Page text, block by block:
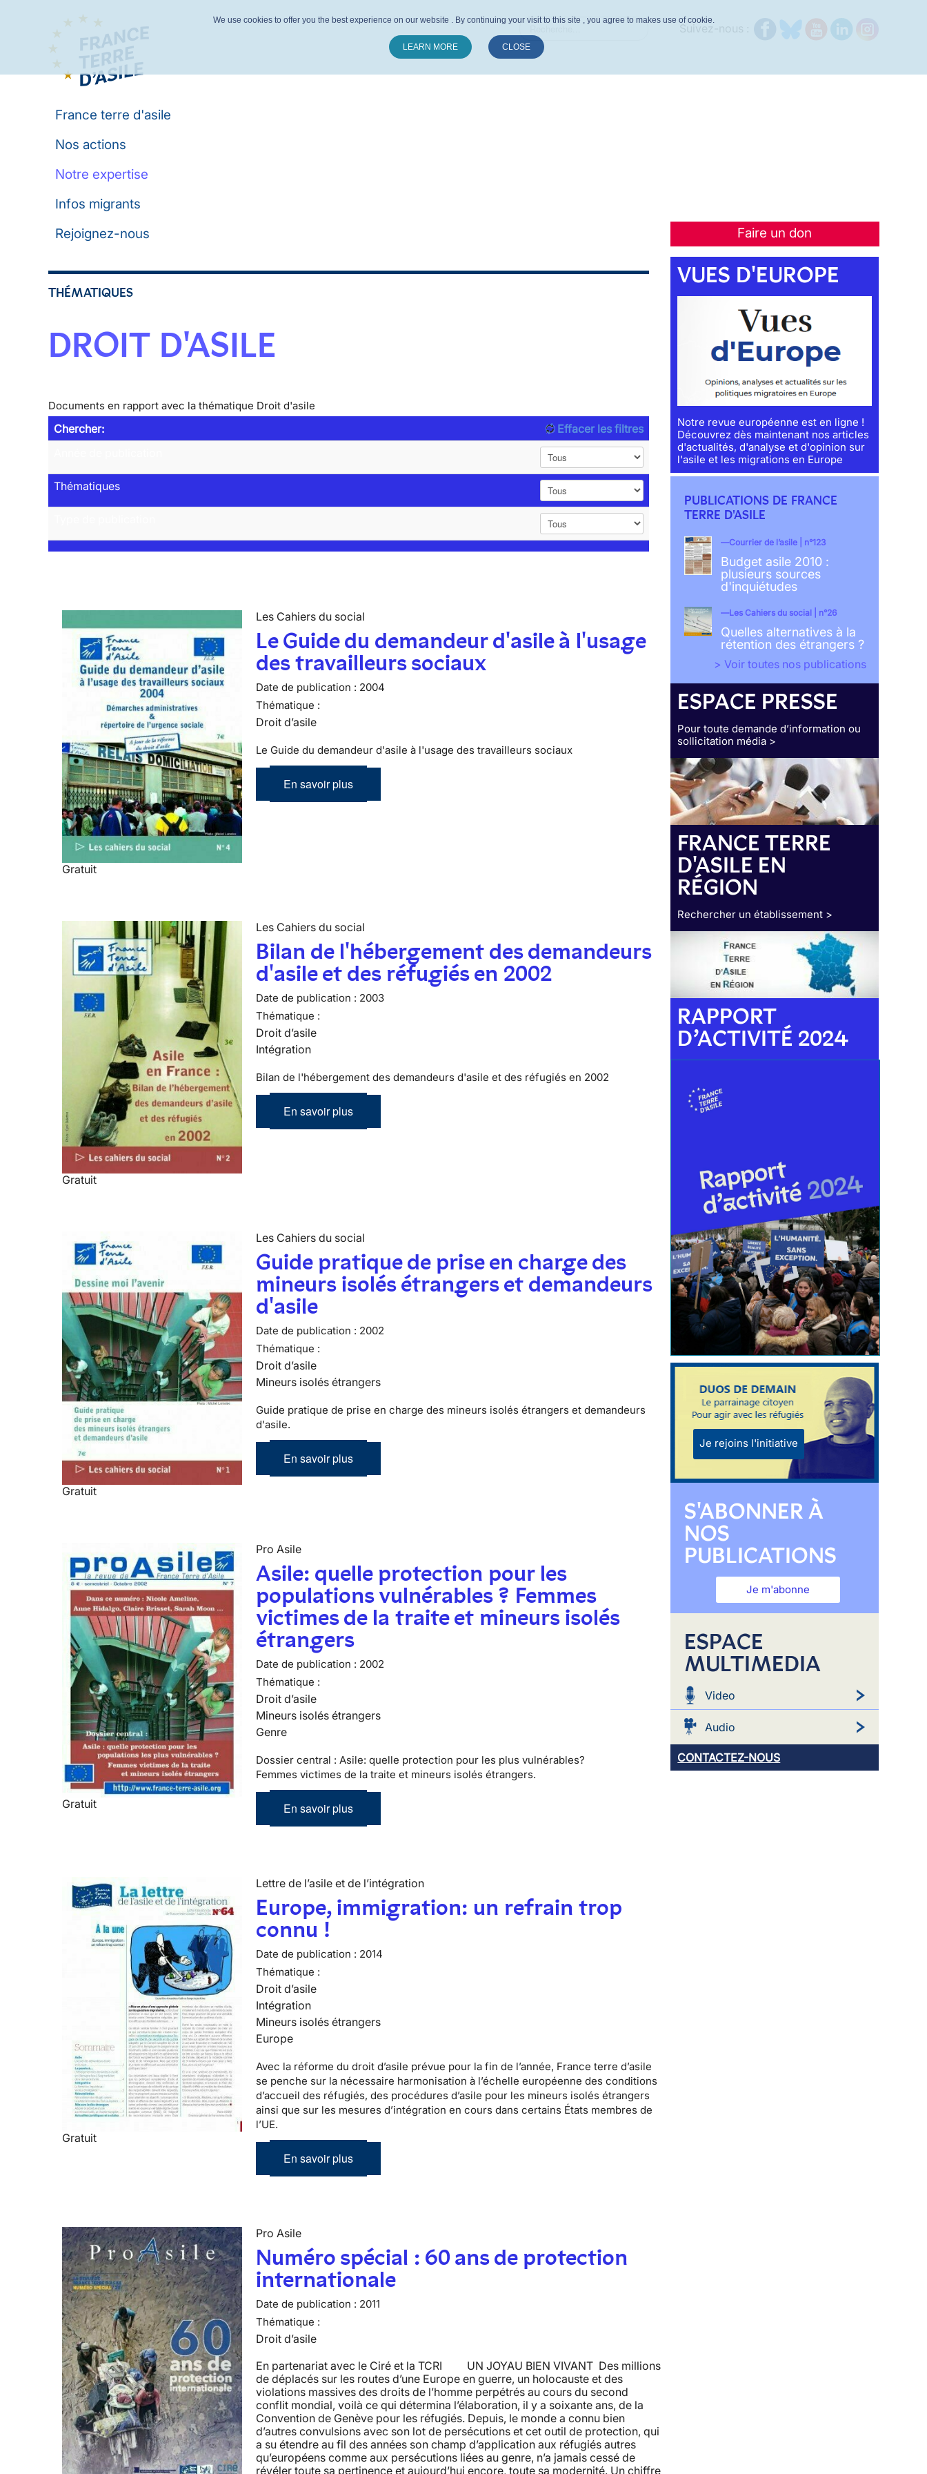
France terre d'asile
Nos actions
Notre expertise
Infos migrants
Faire un don
Rejoignez-nous
THÉMATIQUES
DROIT D'ASILE
Documents en rapport avec la thématique Droit d'asile
Chercher:
Effacer les filtres
Thématiques
Gratuit
Les Cahiers du social
Le Guide du demandeur d'asile à l'usage
des travailleurs sociaux
Date de publication : 2004
Thématique :
Droit d’asile
Le Guide du demandeur d'asile à l'usage des travailleurs sociaux
En savoir plus
Gratuit
Les Cahiers du social
Bilan de l'hébergement des demandeurs
d'asile et des réfugiés en 2002
Date de publication : 2003
Thématique :
Droit d’asile
Intégration
Bilan de l'hébergement des demandeurs d'asile et des réfugiés en 2002
En savoir plus
Gratuit
Les Cahiers du social
Guide pratique de prise en charge des
mineurs isolés étrangers et demandeurs
d'asile
Date de publication : 2002
Thématique :
Droit d’asile
Mineurs isolés étrangers
Guide pratique de prise en charge des mineurs isolés étrangers et demandeurs
d'asile.
En savoir plus
Gratuit
Pro Asile
Asile: quelle protection pour les
populations vulnérables ? Femmes
victimes de la traite et mineurs isolés
étrangers
Date de publication : 2002
Thématique :
Droit d’asile
Mineurs isolés étrangers
Genre
Dossier central : Asile: quelle protection pour les plus vulnérables?
Femmes victimes de la traite et mineurs isolés étrangers.
En savoir plus
Gratuit
Lettre de l’asile et de l’intégration
Europe, immigration: un refrain trop
connu !
Date de publication : 2014
Thématique :
Droit d’asile
Intégration
Mineurs isolés étrangers
Europe
Avec la réforme du droit d’asile prévue pour la fin de l’année, France terre d’asile
se penche sur la nécessaire harmonisation à l’échelle européenne des conditions
d’accueil des réfugiés, des procédures d’asile pour les mineurs isolés étrangers
ainsi que sur les mesures d’intégration en cours dans certains États membres de
l’UE.
En savoir plus
Pro Asile
Numéro spécial : 60 ans de protection
internationale
Date de publication : 2011
Thématique :
Droit d’asile
En partenariat avec le Ciré et la TCRI UN JOYAU BIEN VIVANT Des millions
de déplacés sur les routes d’une Europe en guerre, un holocauste et des
violations massives des droits de l’homme perpétrés au cours du second
conflit mondial, voilà ce qui détermina l’élaboration, il y a soixante ans, de la
Convention de Genève pour les réfugiés. Depuis, le monde a connu bien
d’autres convulsions avec son lot de persécutions et cet outil de protection, qui
a su étendre au fil des années son champ d’application aux réfugiés autres
qu’européens comme aux persécutions liées au genre, n’a jamais cessé de
révéler toute sa pertinence et aujourd’hui encore, toute sa modernité. Un chiffre
VUES D'EUROPE
Notre revue européenne est en ligne !
Découvrez dès maintenant nos articles
d'actualités, d'analyse et d'opinion sur
l'asile et les migrations en Europe
PUBLICATIONS DE FRANCE
TERRE D'ASILE
Courrier de l’asile | n°123
Budget asile 2010 :
plusieurs sources
d'inquiétudes
Les Cahiers du social | n°26
Quelles alternatives à la
rétention des étrangers ?
> Voir toutes nos publications
ESPACE PRESSE
Pour toute demande d’information ou
sollicitation média >
FRANCE TERRE
D'ASILE EN
RÉGION
Rechercher un établissement >
RAPPORT
D’ACTIVITÉ 2024
Je rejoins l'initiative
S'ABONNER À
NOS
PUBLICATIONS
Je m'abonne
ESPACE
MULTIMEDIA
Video
Audio
CONTACTEZ-NOUS
We use cookies to offer you the best experience on our website . By continuing your visit to this site , you agree to makes use of cookie.
LEARN MORE CLOSE